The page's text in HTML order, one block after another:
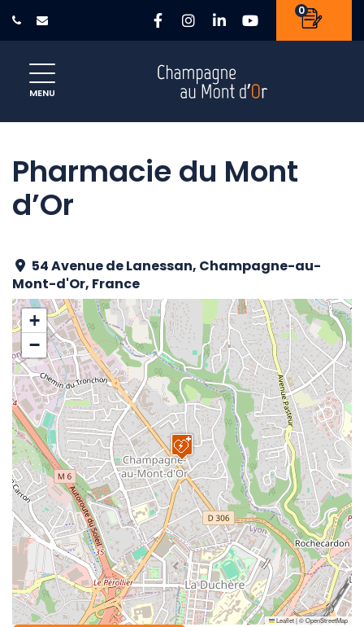
Lien vers le compte
Lien vers le compte
Lien vers le
Lien vers la
0
MENU
Site officiel de la ville de
Pharmacie du Mont
d’Or
54 Avenue de Lanessan, Champagne-au-
Mont-d'Or, France
+
−
Leaflet|©OpenStreetMap